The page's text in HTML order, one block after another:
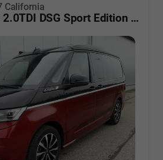
California
Beach Camper 2.0TDI DSG Sport Edition 8 Fach GV5 High+